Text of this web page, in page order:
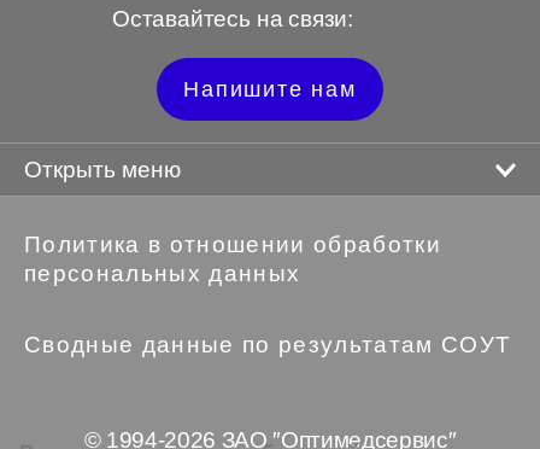
Оставайтесь на связи:
Напишите нам
Открыть меню
Политика в отношении обработки
персональных данных
Сводные данные по результатам СОУТ
© 1994-2026 ЗАО ″Оптимедсервис″